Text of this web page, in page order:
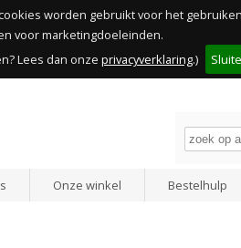
worden gebruikt voor het
voor marketingdoeleinden.
Lees dan onze privacyverklaring.)
Onze winkel Bestelhulp